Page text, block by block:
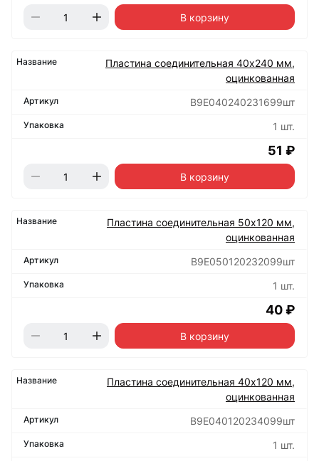
В корзину
Пластина соединительная 40х240 мм,
оцинкованная
B9E040240231699шт
1 шт.
51 ₽
В корзину
Пластина соединительная 50х120 мм,
оцинкованная
B9E050120232099шт
1 шт.
40 ₽
В корзину
Пластина соединительная 40х120 мм,
оцинкованная
B9E040120234099шт
1 шт.